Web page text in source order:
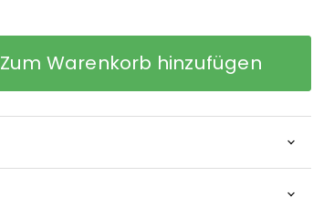
Zum Warenkorb hinzufügen